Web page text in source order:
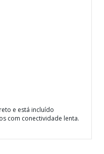
e está incluído
com conectividade lenta.